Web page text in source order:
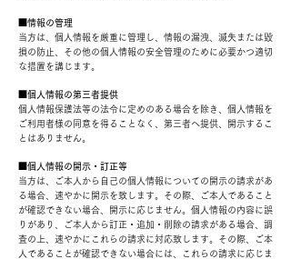
■情報の管理
当方は、個人情報を厳重に管理し、情報の漏洩、滅失または毀
損の防止、その他の個人情報の安全管理のために必要かつ適切
な措置を講じます。
■個人情報の第三者提供
個人情報保護法等の法令に定めのある場合を除き、個人情報を
ご利用者様の同意を得ることなく、第三者へ提供、開示するこ
とはありません。
■個人情報の開示・訂正等
当方は、ご本人から自己の個人情報についての開示の請求があ
る場合、速やかに開示を致します。その際、ご本人であること
が確認できない場合、開示に応じません。個人情報の内容に誤
りがあり、ご本人から訂正・追加・削除の請求がある場合、調
査の上、速やかにこれらの請求に対応致します。その際、ご本
人であることが確認できない場合には、これらの請求に応じま